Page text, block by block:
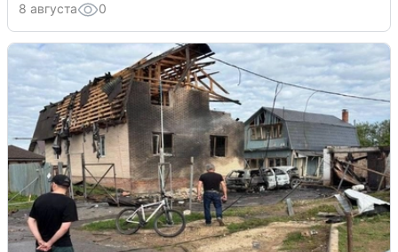
8 августа 0